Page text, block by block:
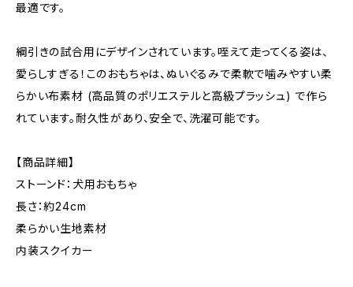
最適です。
綱引きの試合用にデザインされています。咥えて走ってくる姿は、
愛らしすぎる！このおもちゃは、ぬいぐるみで柔軟で噛みやすい柔
らかい布素材 (高品質のポリエステルと高級プラッシュ) で作ら
れています。耐久性があり、安全で、洗濯可能です。
【商品詳細】
ストーンド：犬用おもちゃ
長さ：約24cm
柔らかい生地素材
内装スクイカー